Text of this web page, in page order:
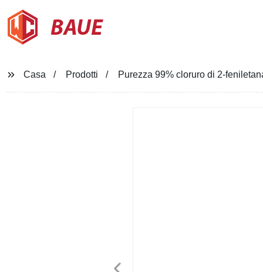
BAUE
Casa Prodotti Purezza 99% cloruro di 2-